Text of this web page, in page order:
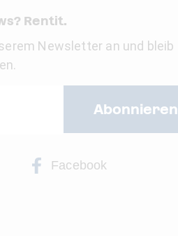
Rentit.
Newsletter an und bleib
Abonnieren
Facebook